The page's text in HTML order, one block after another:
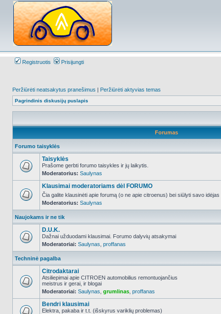
Registruotis Prisijungti
Peržiūrėti neatsakytus pranešimus | Peržiūrėti aktyvias temas
Pagrindinis diskusijų puslapis
Forumas
Forumo taisyklės
NO_UNREAD_POSTS
Taisyklės
Prašome gerbti forumo taisykles ir jų laikytis.
Moderatorius: Saulynas
NO_UNREAD_POSTS
Klausimai moderatoriams dėl FORUMO
Čia galite klausinėti apie forumą (o ne apie citroenus) bei siūlyti savo
Moderatorius: Saulynas
Naujokams ir ne tik
NO_UNREAD_POSTS
D.U.K.
Dažnai užduodami klausimai. Forumo dalyvių atsakymai
Moderatoriai: Saulynas proffanas
Techninė pagalba
NO_UNREAD_POSTS
Citrodaktarai
Atsiliepimai apie CITROEN automobilius remontuojančius
meistrus ir gerai, ir blogai
Moderatoriai: Saulynas grumlinas proffanas
Bendri klausimai
Elektra, pakaba ir t.t. (išskyrus variklių problemas)